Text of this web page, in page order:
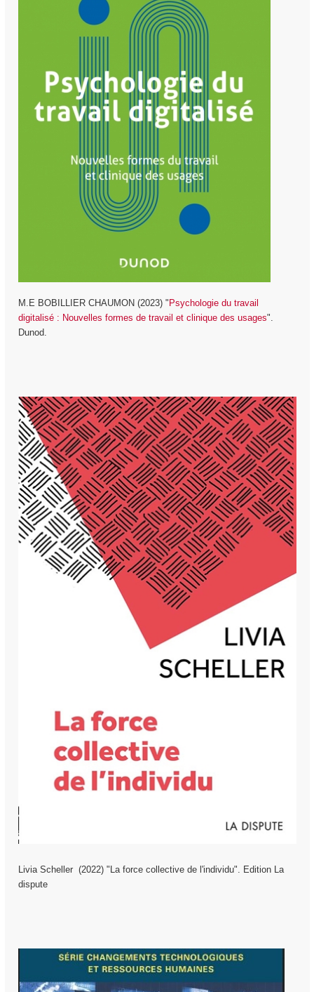
M.E BOBILLIER CHAUMON (2023) " Psychologie du travail
digitalisé : Nouvelles formes de travail et clinique des usages".
Dunod.
Livia Scheller (2022) "La force collective de l'individu". Edition La
dispute